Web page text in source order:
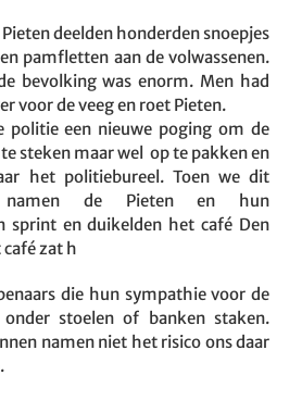
deelden honderden snoepjes
pamfletten aan de volwassenen.
bevolking was enorm. Men had
voor de veeg en roet Pieten.
politie een nieuwe poging om de
steken maar wel op te pakken en
het politiebureel. Toen we dit
namen de Pieten en hun
sprint en duikelden het café Den
café zat h
die hun sympathie voor de
stoelen of banken staken.
namen niet het risico ons daar